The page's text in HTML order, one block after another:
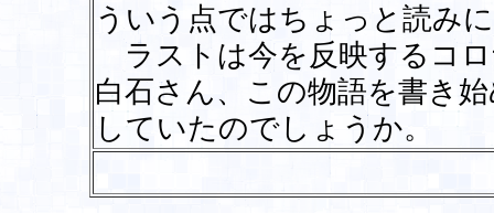
ういう点ではちょっと読み
ラストは今を反映するコ
白石さん、この物語を書き
していたのでしょうか。